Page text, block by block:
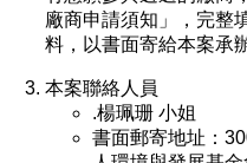
廠商申請須知」，完整
料，以書面寄給本案承
本案聯絡人員
.楊珮珊 小姐
書面郵寄地址：